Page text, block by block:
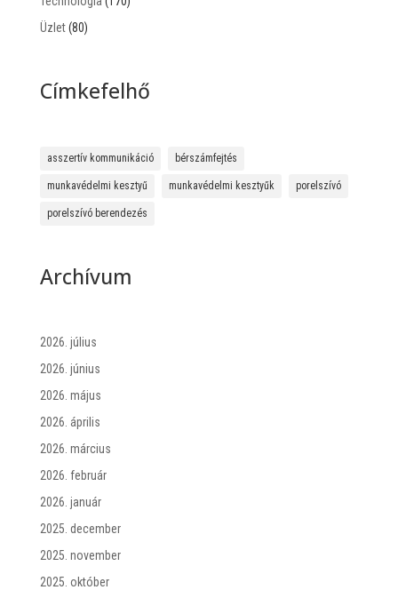
Üzlet(80)
Címkefelhő
asszertív kommunikáció bérszámfejtés
munkavédelmi kesztyű munkavédelmi kesztyűk porelszívó
porelszívó berendezés
Archívum
2026. július
2026. június
2026. május
2026. április
2026. március
2026. február
2026. január
2025. december
2025. november
2025. október